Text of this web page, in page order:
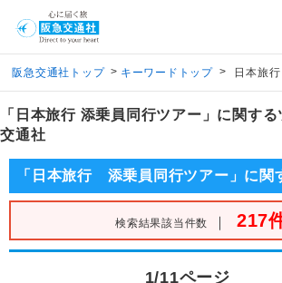
阪急交通社トップ > キーワードトップ > 日本旅
「日本旅行 添乗員同行ツアー」に関す
交通社
「日本旅行 添乗員同行ツアー」に関
検索結果該当件数 ｜ 217
1/11ページ